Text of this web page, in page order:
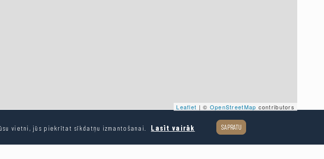
Leaflet | © OpenStreetMap contributors
vietni, jūs piekrītat sīkdatņu izmantošanai. Lasīt vairāk SAPRATU